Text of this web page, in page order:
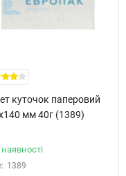
куточок паперовий
мм 40г (1389)
1389